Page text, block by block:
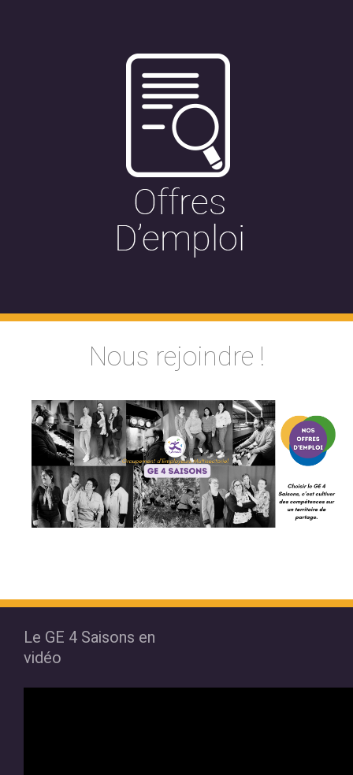
Nous rejoindre !
Le GE 4 Saisons en
vidéo